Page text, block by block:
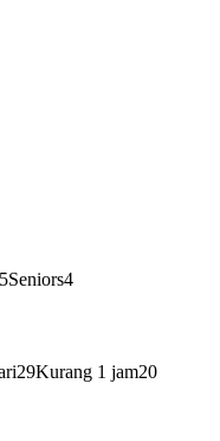
5Seniors4
29Kurang 1 jam20